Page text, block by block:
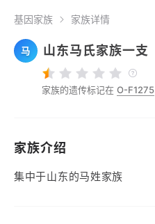
基因家族 家族详情
马 山东马氏家族一支
家族的遗传标记在 O-F1275
家族介绍
集中于山东的马姓家族